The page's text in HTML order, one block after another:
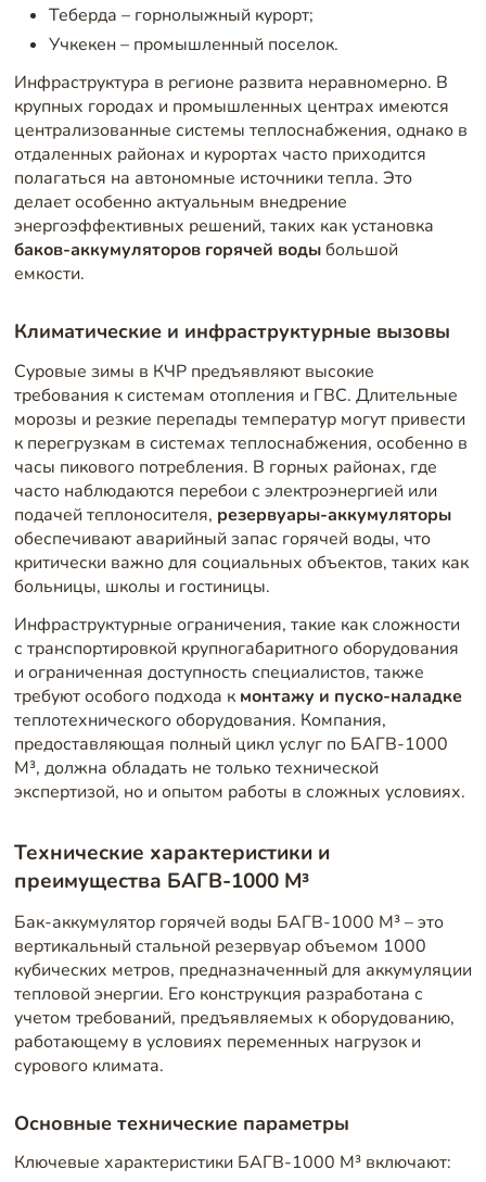
Теберда – горнолыжный курорт;
Учкекен – промышленный поселок.
Инфраструктура в регионе развита неравномерно. В
крупных городах и промышленных центрах имеются
централизованные системы теплоснабжения, однако в
отдаленных районах и курортах часто приходится
полагаться на автономные источники тепла. Это
делает особенно актуальным внедрение
энергоэффективных решений, таких как установка
баков-аккумуляторов горячей водыбольшой
емкости.
Климатические и инфраструктурные вызовы
Суровые зимы в КЧР предъявляют высокие
требования к системам отопления и ГВС. Длительные
морозы и резкие перепады температур могут привести
к перегрузкам в системах теплоснабжения, особенно в
часы пикового потребления. В горных районах, где
часто наблюдаются перебои с электроэнергией или
подачей теплоносителя, резервуары-аккумуляторы
обеспечивают аварийный запас горячей воды, что
критически важно для социальных объектов, таких как
больницы, школы и гостиницы.
Инфраструктурные ограничения, такие как сложности
с транспортировкой крупногабаритного оборудования
и ограниченная доступность специалистов, также
требуют особого подхода к монтажу и пуско-наладке
теплотехнического оборудования. Компания,
предоставляющая полный цикл услуг по БАГВ-1000
М³, должна обладать не только технической
экспертизой, но и опытом работы в сложных условиях.
Технические характеристики и
преимущества БАГВ-1000 М³
Бак-аккумулятор горячей воды БАГВ-1000 М³ – это
вертикальный стальной резервуар объемом 1000
кубических метров, предназначенный для аккумуляции
тепловой энергии. Его конструкция разработана с
учетом требований, предъявляемых к оборудованию,
работающему в условиях переменных нагрузок и
сурового климата.
Основные технические параметры
Ключевые характеристики БАГВ-1000 М³ включают: